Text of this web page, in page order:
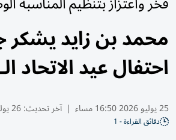
محمد بن زايد يشكر
احتفال عيد الاتحاد الـ 54
25 يوليو 2026 16:50 مساء | آخر تحديث:26 يوليو 01:46 2026
دقائق القراءة - 1